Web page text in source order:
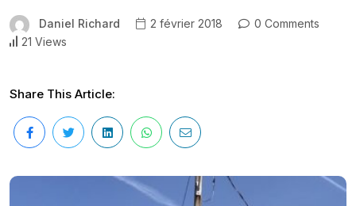
Daniel Richard 2 février 2018
0 Comments
21 Views
Share This Article: